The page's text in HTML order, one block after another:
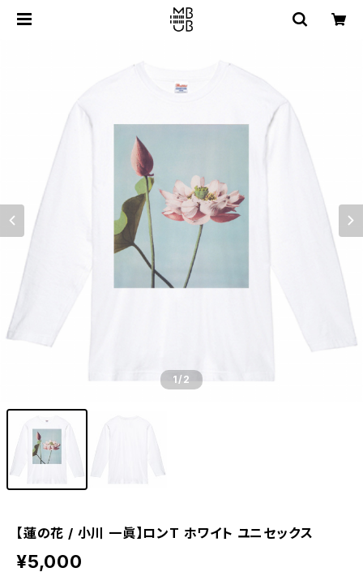
1/2
【蓮の花 / 小川 一眞】ロンT ホワイト ユニセックス
¥5,000